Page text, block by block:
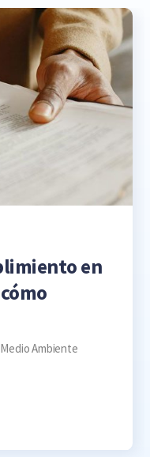
en
Medio Ambiente